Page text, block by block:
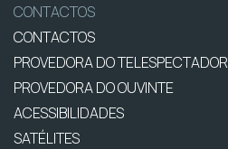
CONTACTOS
CONTACTOS
PROVEDORA DO TELESPECTADOR
PROVEDORA DO OUVINTE
ACESSIBILIDADES
SATÉLITES